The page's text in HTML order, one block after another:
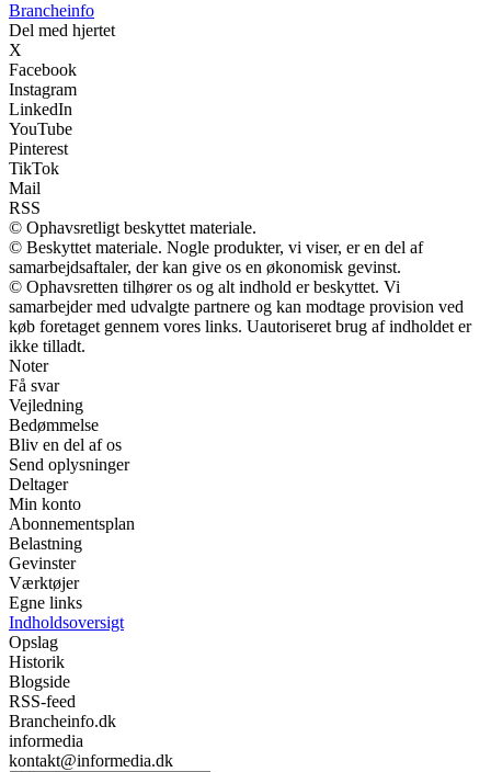
Brancheinfo
Del med hjertet
X
Facebook
Instagram
LinkedIn
YouTube
Pinterest
TikTok
Mail
RSS
© Ophavsretligt beskyttet materiale.
© Beskyttet materiale. Nogle produkter, vi viser, er en del af
samarbejdsaftaler, der kan give os en økonomisk gevinst.
© Ophavsretten tilhører os og alt indhold er beskyttet. Vi
samarbejder med udvalgte partnere og kan modtage provision ved
køb foretaget gennem vores links. Uautoriseret brug af indholdet er
ikke tilladt.
Noter
Få svar
Vejledning
Bedømmelse
Bliv en del af os
Send oplysninger
Deltager
Min konto
Abonnementsplan
Belastning
Gevinster
Værktøjer
Egne links
Indholdsoversigt
Opslag
Historik
Blogside
RSS-feed
Brancheinfo.dk
informedia
kontakt@informedia.dk